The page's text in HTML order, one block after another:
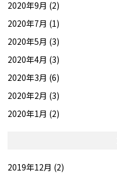
2020年9月 (2)
2020年7月 (1)
2020年5月 (3)
2020年4月 (3)
2020年3月 (6)
2020年2月 (3)
2020年1月 (2)
2019年12月 (2)